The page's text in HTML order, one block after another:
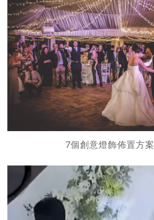
7個創意燈飾佈置方案